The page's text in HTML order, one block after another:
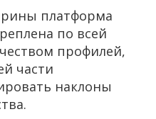
платформа
по всей
профилей,
части
наклоны